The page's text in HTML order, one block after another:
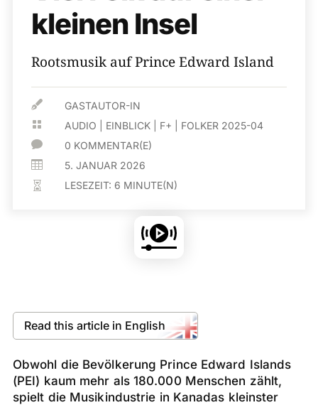
kleinen Insel
Rootsmusik auf Prince Edward Island
 GASTAUTOR-IN
 AUDIO EINBLICK F+ FOLKER 2025-04
 0 KOMMENTAR(E)
 5. JANUAR 2026
 LESEZEIT: 6 MINUTE(N)
Read this article in English
Obwohl die Bevölkerung Prince Edward Islands
(PEI) kaum mehr als 180.000 Menschen zählt,
spielt die Musikindustrie in Kanadas kleinster